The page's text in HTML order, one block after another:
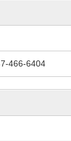
466-6404